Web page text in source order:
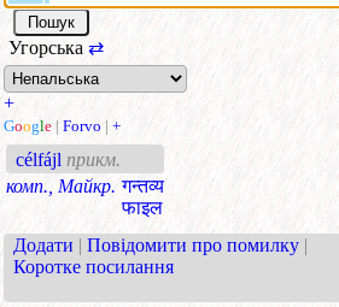
Угорська ⇄
+
Google | Forvo | +
célfájl прикм.
комп., Майкр. गन्तव्य
फाइल
Додати | Повідомити про помилку |
Коротке посилання